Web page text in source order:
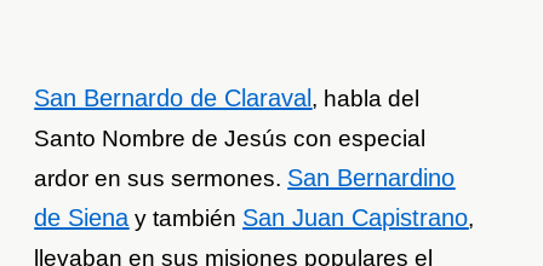
San Bernardo de Claraval , habla del
Santo Nombre de Jesús con especial
ardor en sus sermones. San Bernardino
de Siena y también San Juan Capistrano,
llevaban en sus misiones populares el